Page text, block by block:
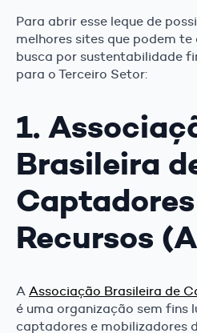
Para abrir esse leque de
melhores sites que podem te
busca por sustentabilidade
para o Terceiro Setor:
1.
Brasileira
Recursos
A Associação Brasileira de
é uma organização sem fins
captadores e mobilizadores